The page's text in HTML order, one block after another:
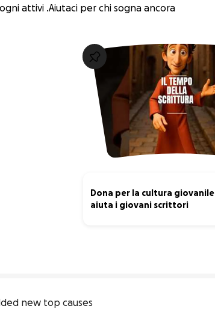
attivi .Aiutaci per chi sogna ancora
Dona per la cultura giovanile
aiuta i giovani scrittori
new top causes